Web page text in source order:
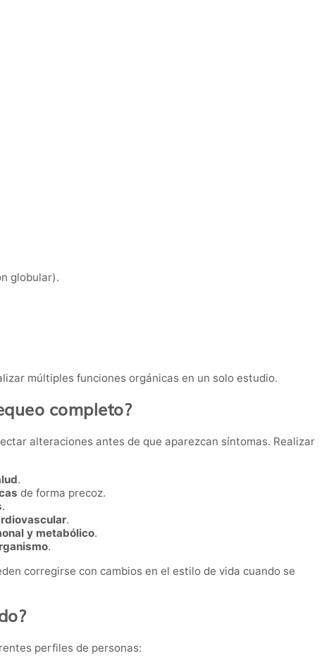
globular).
múltiples funciones orgánicas en un solo estudio.
completo?
alteraciones antes de que aparezcan síntomas. Realizar
.
de forma precoz.
.
.
y metabólico.
.
corregirse con cambios en el estilo de vida cuando se
perfiles de personas: